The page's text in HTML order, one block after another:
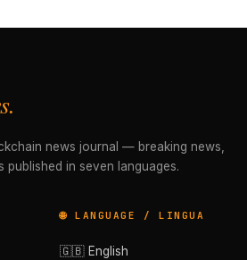
news journal — breaking news,
published in seven languages.
🌐 LANGUAGE / LINGUA
🇬🇧 English